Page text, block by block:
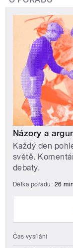
Názory a
Každý den
světě.
debaty.
Délka pořadu: 26
Čas vysílání